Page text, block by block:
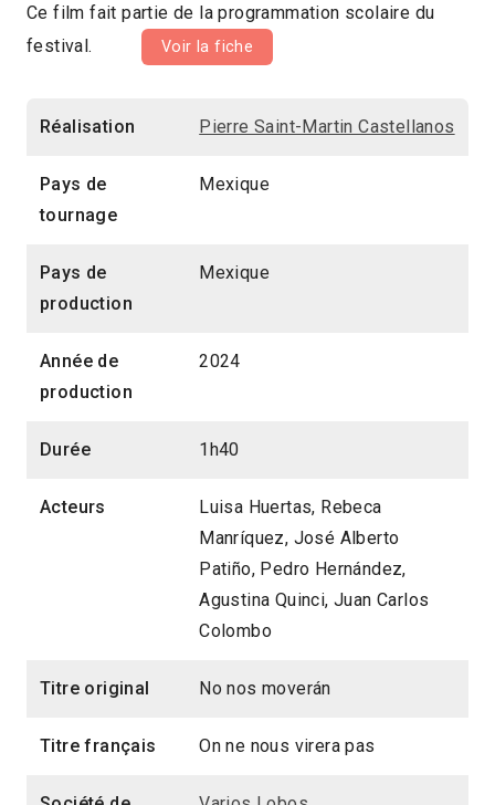
Ce film fait partie de la programmation scolaire du
festival.
Voir la fiche
Réalisation Pierre Saint-Martin Castellanos
Pays de
tournage
Mexique
Pays de
production
Mexique
Année de
production
2024
Durée 1h40
Acteurs
Luisa Huertas, Rebeca
Manríquez, José Alberto
Patiño, Pedro Hernández,
Agustina Quinci, Juan Carlos
Colombo
Titre original No nos moverán
Titre français On ne nous virera pas